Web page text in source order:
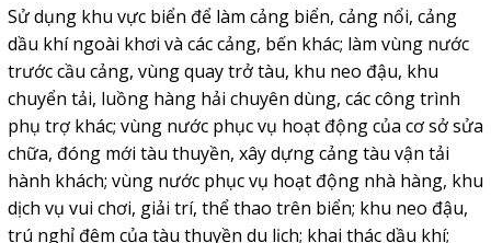
Sử dụng khu vực biển để làm cảng biển, cảng nổi, cảng
dầu khí ngoài khơi và các cảng, bến khác; làm vùng nước
trước cầu cảng, vùng quay trở tàu, khu neo đậu, khu
chuyển tải, luồng hàng hải chuyên dùng, các công trình
phụ trợ khác; vùng nước phục vụ hoạt động của cơ sở sửa
chữa, đóng mới tàu thuyền, xây dựng cảng tàu vận tải
hành khách; vùng nước phục vụ hoạt động nhà hàng, khu
dịch vụ vui chơi, giải trí, thể thao trên biển; khu neo đậu,
trú nghỉ đêm của tàu thuyền du lịch; khai thác dầu khí;